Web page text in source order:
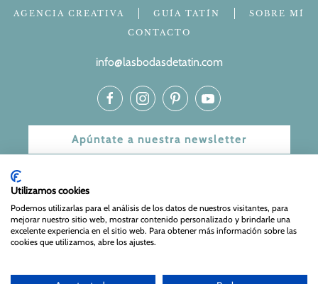
AGENCIA CREATIVA
GUÍA TATÍN
SOBRE MÍ
CONTACTO
info@lasbodasdetatin.com
Apúntate a nuestra newsletter
Aviso Legal|Política de Privacidad y Cookies| Web Diseñada
y mantenida porEspecialistas Web
Utilizamos cookies
Podemos utilizarlas para el análisis de los datos de nuestros visitantes, para
mejorar nuestro sitio web, mostrar contenido personalizado y brindarle una
excelente experiencia en el sitio web. Para obtener más información sobre las
cookies que utilizamos, abre los ajustes.